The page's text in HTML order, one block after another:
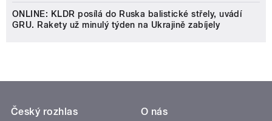
ONLINE: KLDR posílá do Ruska balistické střely, uvádí
GRU. Rakety už minulý týden na Ukrajině zabíjely
Český rozhlas
O nás